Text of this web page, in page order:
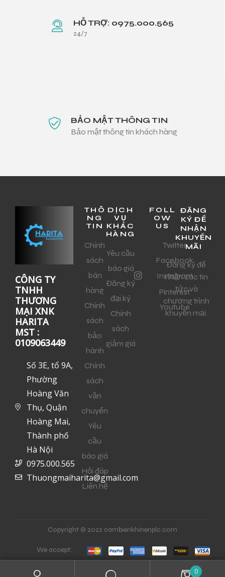
HỖ TRỢ: 0975.000.565
24/7
BẢO MẬT THÔNG TIN
Bảo mật thông tin khách hàng
CÔNG TY
TNHH
THƯƠNG
MẠI XNK
HARITA
MST :
0109063449
Số 3E, tổ 9A,
Phường
Hoàng Văn
Thụ, Quận
Hoàng Mai,
Thành phố
Hà Nội
0975.000.565
Thuongmaiharita@gmail.com
THÔ
NG
TIN
Chính
sách
bán
hàng
Chính
sách
bảo
hành
Chính
sách
vận
chuyển
Yêu
cầu
báo giá
Hỏi đáp
Liên hệ
DỊCH
VỤ
KHÁC
HÀNG
Yêu cầu
báo giá
Đăng ký
đại ký
Chính
sách
giảm giá
FOLL
OW
US
Twitter
Facebook
Instagram
Pinterest
Youtube
ĐĂNG
KÝ ĐỂ
NHẬN
KHUYẾN
MÃI
Đăng ký để
nhận các tin
tức và
chương trình
khuyến mại.
Copyright © 2022 cambienkhinenplc.com
We accept:
0